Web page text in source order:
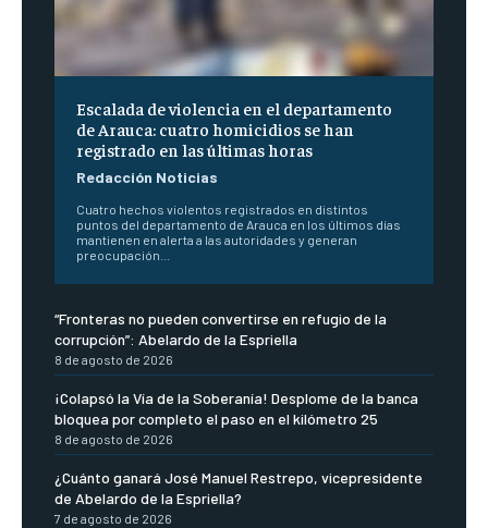
Escalada de violencia en el departamento
de Arauca: cuatro homicidios se han
registrado en las últimas horas
Redacción Noticias
Cuatro hechos violentos registrados en distintos
puntos del departamento de Arauca en los últimos días
mantienen en alerta a las autoridades y generan
preocupación...
“Fronteras no pueden convertirse en refugio de la
corrupción”: Abelardo de la Espriella
8 de agosto de 2026
¡Colapsó la Vía de la Soberanía! Desplome de la banca
bloquea por completo el paso en el kilómetro 25
8 de agosto de 2026
¿Cuánto ganará José Manuel Restrepo, vicepresidente
de Abelardo de la Espriella?
7 de agosto de 2026